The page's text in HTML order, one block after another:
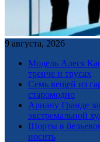
9 августа, 2026
Модель Алеся
тренче и трусах
Семь вещей из
старомодно
Ариану Гранде
экстремальной
Шорты в
носить